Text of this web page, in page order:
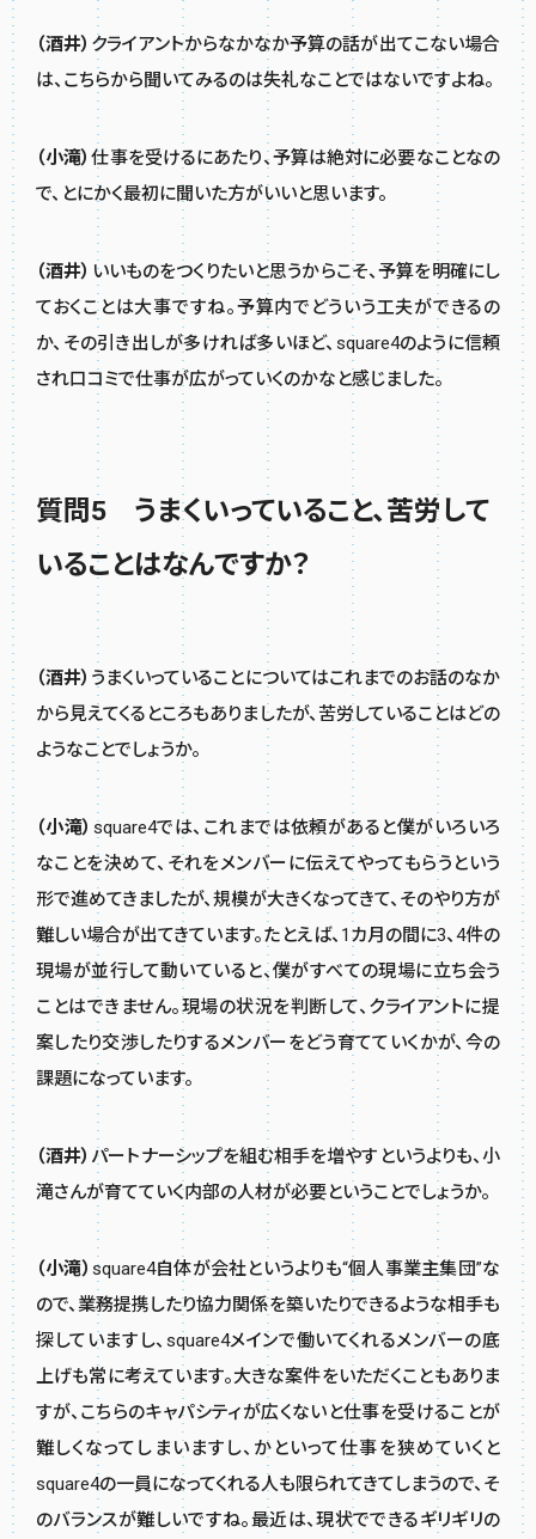
（酒井） クライアントからなかなか予算の話が出てこない場合
は、こちらから聞いてみるのは失礼なことではないですよね。
（小滝）仕事を受けるにあたり、予算は絶対に必要なことなの
で、とにかく最初に聞いた方がいいと思います。
（酒井） いいものをつくりたいと思うからこそ、予算を明確にし
ておくことは大事ですね。予算内でどういう工夫ができるの
か、その引き出しが多ければ多いほど、square4のように信頼
され口コミで仕事が広がっていくのかなと感じました。
質問5 うまくいっていること、苦労して
いることはなんですか？
（酒井） うまくいっていることについてはこれまでのお話のなか
から見えてくるところもありましたが、苦労していることはどの
ようなことでしょうか。
（小滝） square4では、これまでは依頼があると僕がいろいろ
なことを決めて、それをメンバーに伝えてやってもらうという
形で進めてきましたが、規模が大きくなってきて、そのやり方が
難しい場合が出てきています。たとえば、1カ月の間に3、4件の
現場が並行して動いていると、僕がすべての現場に立ち会う
ことはできません。現場の状況を判断して、クライアントに提
案したり交渉したりするメンバーをどう育てていくかが、今の
課題になっています。
（酒井） パートナーシップを組む相手を増やすというよりも、小
滝さんが育てていく内部の人材が必要ということでしょうか。
（小滝） square4自体が会社というよりも“個人事業主集団”な
ので、業務提携したり協力関係を築いたりできるような相手も
探していますし、square4メインで働いてくれるメンバーの底
上げも常に考えています。大きな案件をいただくこともありま
すが、こちらのキャパシティが広くないと仕事を受けることが
難しくなってしまいますし、かといって仕事を狭めていくと
square4の一員になってくれる人も限られてきてしまうので、そ
のバランスが難しいですね。最近は、現状でできるギリギリの